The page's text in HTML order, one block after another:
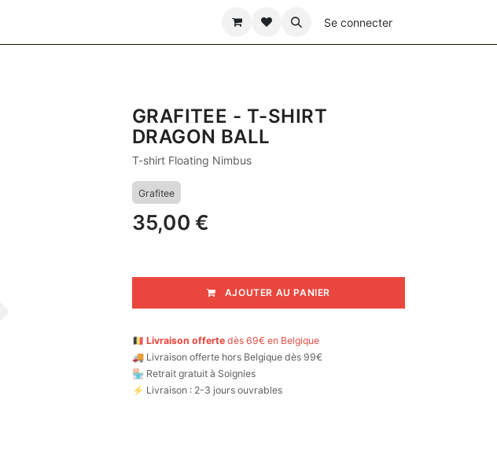
Se connecter
GRAFITEE - T-SHIRT
DRAGON BALL
T-shirt Floating Nimbus
Grafitee
35,00 €
AJOUTER AU PANIER
🇧🇪 Livraison offerte dès 69€ en Belgique
🚚 Livraison offerte hors Belgique dès 99€
🏪 Retrait gratuit à Soignies
⚡ Livraison : 2-3 jours ouvrables